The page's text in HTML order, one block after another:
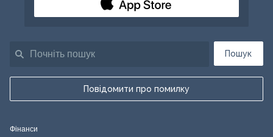
Пошук
Повідомити про помилку
Фінанси